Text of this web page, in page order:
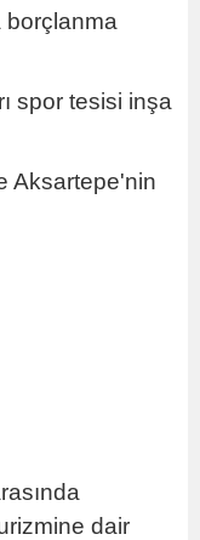
borçlanma
spor tesisi inşa
Aksartepe'nin
dair